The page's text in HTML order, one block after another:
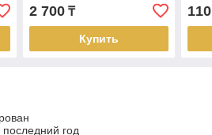
2 700₸
Купить
110
год